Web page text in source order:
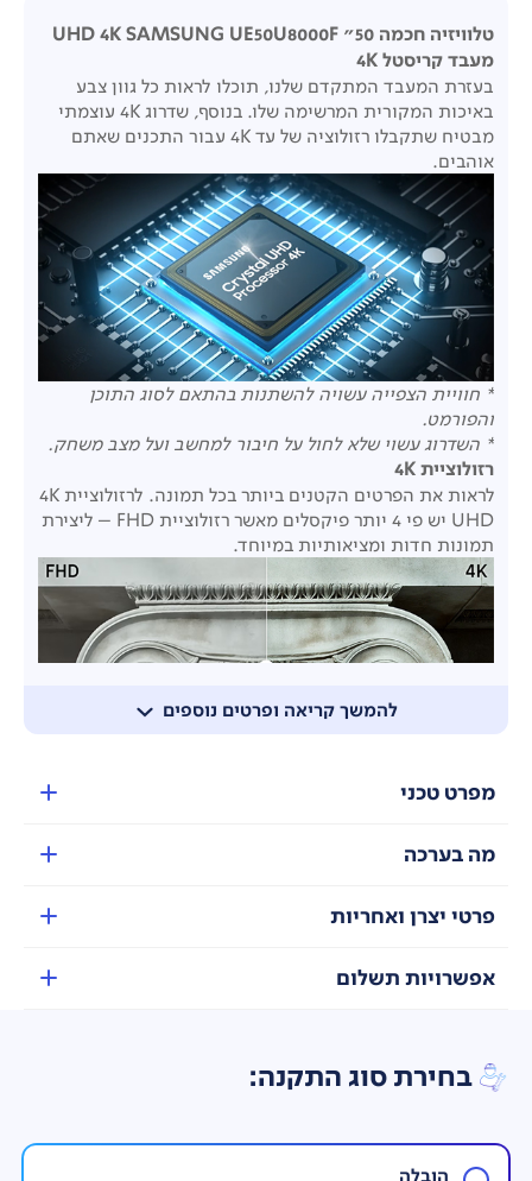
להמשך קריאה ופרטים נוספים
טלוויזיה חכמה 50" UHD 4K SAMSUNG UE50U8000F
מעבד קריסטל 4K
בעזרת המעבד המתקדם שלנו, תוכלו לראות כל גוון צבע
באיכות המקורית המרשימה שלו. בנוסף, שדרוג 4K עוצמתי
מבטיח שתקבלו רזולוציה של עד 4K עבור התכנים שאתם
אוהבים.
* חוויית הצפייה עשויה להשתנות בהתאם לסוג התוכן
והפורמט.
* השדרוג עשוי שלא לחול על חיבור למחשב ועל מצב משחק.
רזולוציית 4K
לראות את הפרטים הקטנים ביותר בכל תמונה. לרזולוציית 4K
UHD יש פי 4 יותר פיקסלים מאשר רזולוציית FHD – ליצירת
תמונות חדות ומציאותיות במיוחד.
עיצוב MetalStream
מטוסים. עלה מתכת יחיד משמש ליצירת מסגרת דקה
שמאפשרת חוויה סוחפת באמת.
One UI Tizen מספקת חוויית שימוש חלקה ועקבית
מפרט טכני
מה בערכה
פרטי יצרן ואחריות
אפשרויות תשלום
בחירת סוג התקנה: